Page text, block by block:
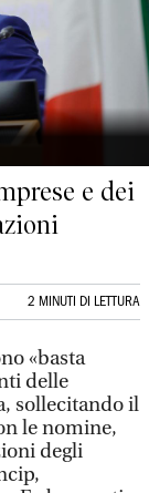
e dei
2 MINUTI DI LETTURA
«basta
delle
sollecitando il
le nomine,
degli